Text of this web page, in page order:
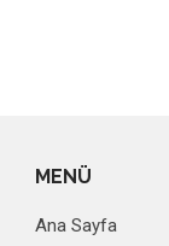
MENÜ
Ana Sayfa